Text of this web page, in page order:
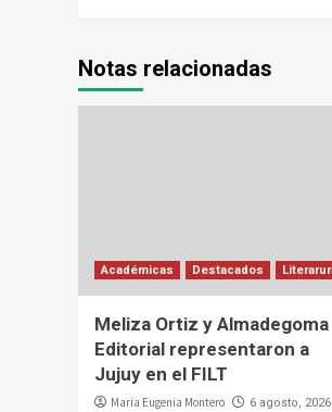
Notas relacionadas
Académicas Destacados
Meliza Ortiz y Almadegoma
Editorial representaron a
Jujuy en el FILT
Maria Eugenia Montero 6 agosto, 2026